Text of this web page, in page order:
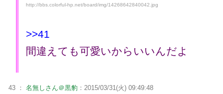
http://bbs.colorful-hp.net/board/img/14268642840042.jpg
>>41
間違えても可愛いからいいんだよ
43 ： 名無しさん＠黒豹 ：2015/03/31(火) 09:49:48